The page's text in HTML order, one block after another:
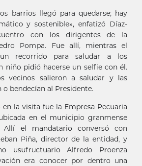
barrios llegó para quedarse; hay
y sostenible», enfatizó Díaz-
con los dirigentes de la
Pompa. Fue allí, mientras el
recorrido para saludar a los
niño pidió hacerse un selfie con él.
vecinos salieron a saludar y las
o bendecían al Presidente.
la visita fue la Empresa Pecuaria
en el municipio granmense
Allí el mandatario conversó con
Piña, director de la entidad, y
usufructuario Alfredo Proenza
era conocer por dentro una